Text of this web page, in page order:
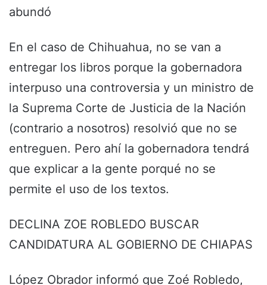
abundó
En el caso de Chihuahua, no se van a
entregar los libros porque la gobernadora
interpuso una controversia y un ministro de
la Suprema Corte de Justicia de la Nación
(contrario a nosotros) resolvió que no se
entreguen. Pero ahí la gobernadora tendrá
que explicar a la gente porqué no se
permite el uso de los textos.
DECLINA ZOE ROBLEDO BUSCAR
CANDIDATURA AL GOBIERNO DE CHIAPAS
López Obrador informó que Zoé Robledo,